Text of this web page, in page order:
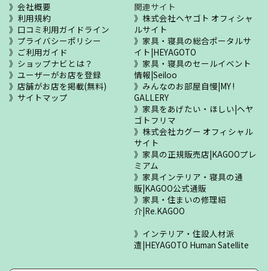
会社概要
利用規約
口コミ利用ガイドライン
プライバシーポリシー
ご利用ガイド
ショップナビとは？
ユーザーがお店を登録
店舗がお店を掲載(無料)
サイトマップ
関連サイト
株式会社ヘヤゴト オフィシャ
ルサイト
家具・寝具の総合ポータルサ
イト|HEYAGOTO
家具・寝具のセールイベント
情報|Seiloo
みんなのお部屋自慢|MY !
GALLERY
家具をあげたい・ほしい|ヘヤ
ゴトフリマ
株式会社カグー オフィシャル
サイト
家具の正規販売店|KAGOOプレ
ミアム
家具インテリア・寝具の通
販|KAGOO公式通販
家具・住まいの修理紹
介|Re.KAGOO
インテリア・住設人材派
遣|HEYAGOTO Human Satellite